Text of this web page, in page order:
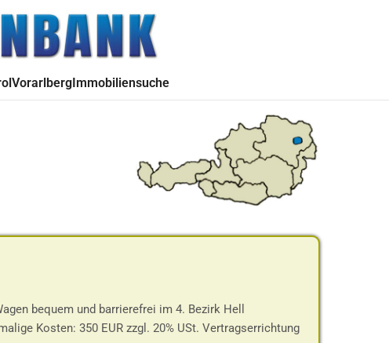
VorarlbergImmobiliensuche
bequem und barrierefrei im 4. Bezirk Hell
Kosten: 350 EUR zzgl. 20% USt. Vertragserrichtung